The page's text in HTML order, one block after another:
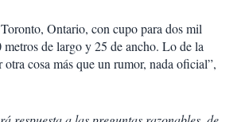
Ontario, con cupo para dos mil
metros de largo y 25 de ancho. Lo de la
otra cosa más que un rumor, nada oficial”,